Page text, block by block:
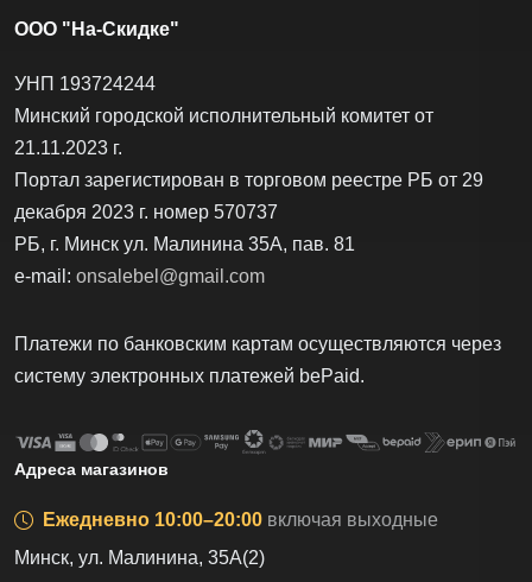
ООО "На-Скидке"
УНП 193724244
Минский городской исполнительный комитет от
21.11.2023 г.
Портал зарегистирован в торговом реестре РБ от 29
декабря 2023 г. номер 570737
РБ, г. Минск ул. Малинина 35А, пав. 81
e-mail: onsalebel@gmail.com
Платежи по банковским картам осуществляются через
систему электронных платежей bеPаid.
Адреса магазинов
Ежедневно 10:00–20:00 включая выходные
Минск, ул. Малинина, 35А(2)